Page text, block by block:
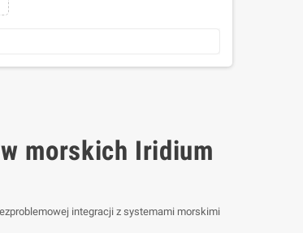
morskich Iridium
integracji z systemami morskimi